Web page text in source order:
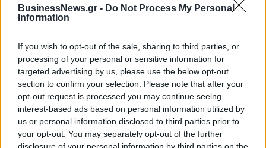
BusinessNews.gr - Do Not Process My Personal
Information
If you wish to opt-out of the sale, sharing to third parties, or
processing of your personal or sensitive information for
targeted advertising by us, please use the below opt-out
section to confirm your selection. Please note that after your
opt-out request is processed you may continue seeing
interest-based ads based on personal information utilized by
us or personal information disclosed to third parties prior to
your opt-out. You may separately opt-out of the further
07/08/2026 - 17:02 ΟΙΚΟΝΟΜΙΑ
Deloitte Ελλάδος: Χρηματοοικονομικός σύμβουλος
της ΔΕΗ για την είσοδο στην πολωνική αγορά
ενέργειας
07/08/2026 - 16:38 ΕΠΙΧΕΙΡΗΣΕΙΣ
Στρατηγική επένδυση του EFA GROUP στη Fractal